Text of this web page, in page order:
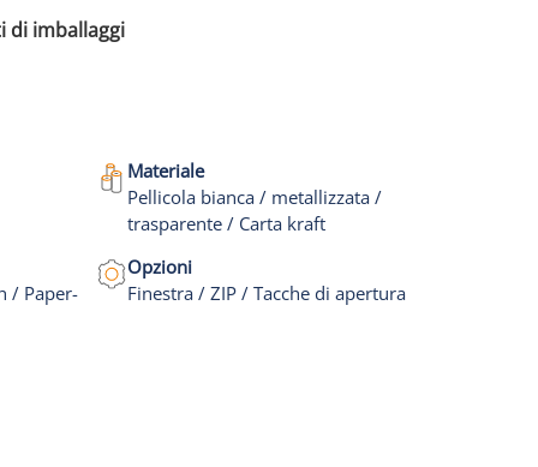
di imballaggi
Materiale
Pellicola bianca / metallizzata /
trasparente / Carta kraft
/ Paper-
Opzioni
Finestra / ZIP / Tacche di apertura